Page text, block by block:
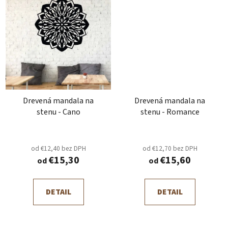
Drevená mandala na
stenu - Cano
od €12,40 bez DPH
od€15,30
DETAIL
Drevená mandala na
stenu - Romance
od €12,70 bez DPH
od€15,60
DETAIL